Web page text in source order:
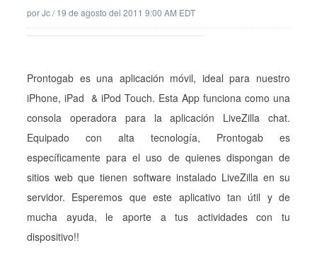
porJc/19 de agosto del 2011 9:00 AM EDT
Prontogab es una aplicación móvil, ideal para nuestro
iPhone, iPad & iPod Touch. Esta App funciona como una
consola operadora para la aplicación LiveZilla chat.
Equipado con alta tecnología, Prontogab es
específicamente para el uso de quienes dispongan de
sitios web que tienen software instalado LiveZilla en su
servidor. Esperemos que este aplicativo tan útil y de
mucha ayuda, le aporte a tus actividades con tu
dispositivo!!